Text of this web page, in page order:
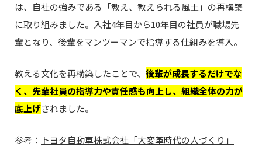
は、自社の強みである「教え、教えられる風土」の再構築
に取り組みました。入社4年目から10年目の社員が職場先
輩となり、後輩をマンツーマンで指導する仕組みを導入。
教える文化を再構築したことで、 後輩が成長するだけでな
く、先輩社員の指導力や責任感も向上し、組織全体の力が
底上げされました。
参考： トヨタ自動車株式会社「大変革時代の人づくり」